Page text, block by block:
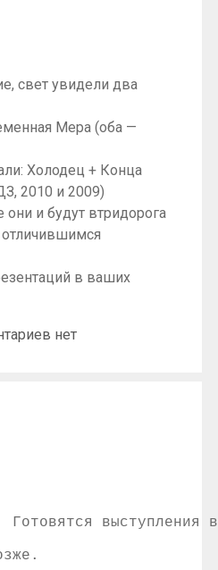
свет увидели два
Мера (оба —
Холодец + Конца
2010 и 2009)
они и будут втридорога
в ваших
нет
Готовятся выступления